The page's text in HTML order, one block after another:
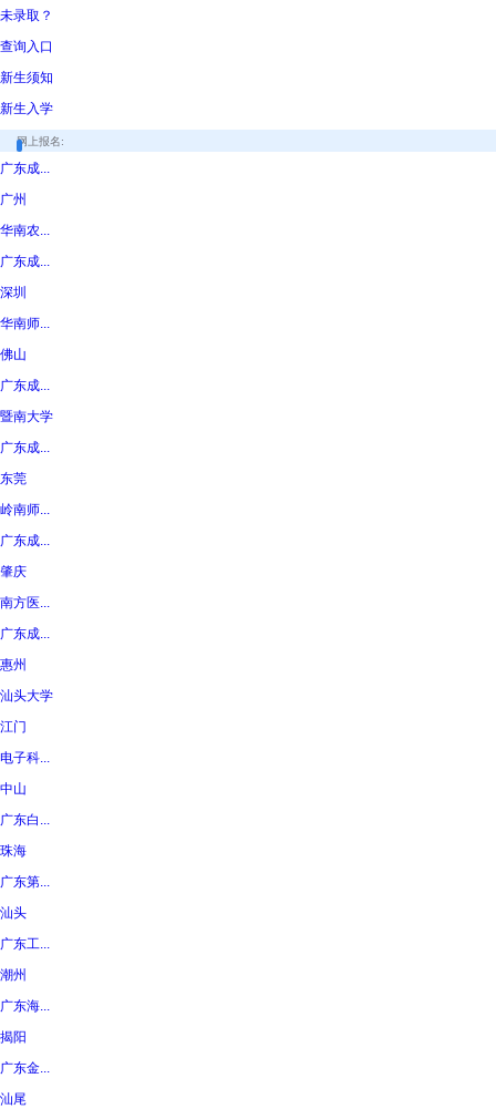
未录取？
查询入口
新生须知
新生入学
网上报名:
广东成...
广州
华南农...
广东成...
深圳
华南师...
佛山
广东成...
暨南大学
广东成...
东莞
岭南师...
广东成...
肇庆
南方医...
广东成...
惠州
汕头大学
江门
电子科...
中山
广东白...
珠海
广东第...
汕头
广东工...
潮州
广东海...
揭阳
广东金...
汕尾